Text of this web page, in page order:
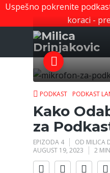
Uspešno pokrenite
koraci -
PODKAST PODKAST
Kako
za
EPIZODA 4 OD MILICA
AUGUST 19, 2023
2